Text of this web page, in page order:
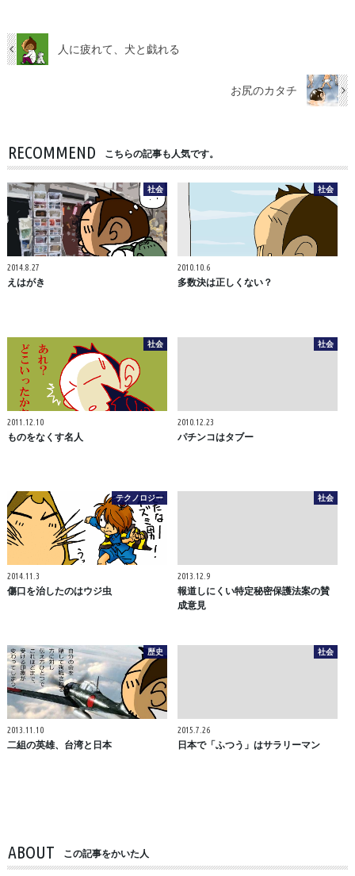
人に疲れて、犬と戯れる
お尻のカタチ
RECOMMEND こちらの記事も人気です。
社会
2014.8.27
えはがき
社会
2010.10.6
多数決は正しくない？
社会
2011.12.10
ものをなくす名人
社会
2010.12.23
パチンコはタブー
テクノロジー
2014.11.3
傷口を治したのはウジ虫
社会
2013.12.9
報道しにくい特定秘密保護法案の賛
成意見
歴史
2013.11.10
二組の英雄、台湾と日本
社会
2015.7.26
日本で「ふつう」はサラリーマン
ABOUT この記事をかいた人